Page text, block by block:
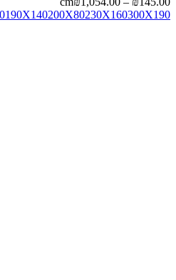
190X140200X80230X160300X190